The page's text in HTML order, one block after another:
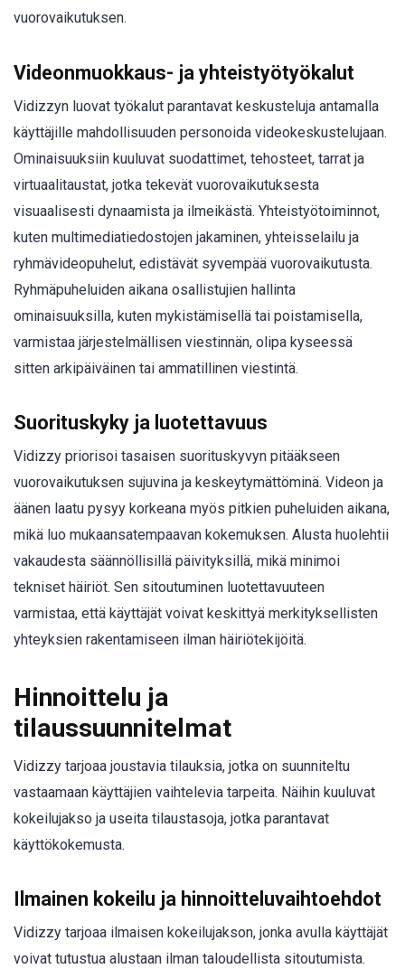
vuorovaikutuksen.
Videonmuokkaus- ja yhteistyötyökalut
Vidizzyn luovat työkalut parantavat keskusteluja antamalla
käyttäjille mahdollisuuden personoida videokeskustelujaan.
Ominaisuuksiin kuuluvat suodattimet, tehosteet, tarrat ja
virtuaalitaustat, jotka tekevät vuorovaikutuksesta
visuaalisesti dynaamista ja ilmeikästä. Yhteistyötoiminnot,
kuten multimediatiedostojen jakaminen, yhteisselailu ja
ryhmävideopuhelut, edistävät syvempää vuorovaikutusta.
Ryhmäpuheluiden aikana osallistujien hallinta
ominaisuuksilla, kuten mykistämisellä tai poistamisella,
varmistaa järjestelmällisen viestinnän, olipa kyseessä
sitten arkipäiväinen tai ammatillinen viestintä.
Suorituskyky ja luotettavuus
Vidizzy priorisoi tasaisen suorituskyvyn pitääkseen
vuorovaikutuksen sujuvina ja keskeytymättöminä. Videon ja
äänen laatu pysyy korkeana myös pitkien puheluiden aikana,
mikä luo mukaansatempaavan kokemuksen. Alusta huolehtii
vakaudesta säännöllisillä päivityksillä, mikä minimoi
tekniset häiriöt. Sen sitoutuminen luotettavuuteen
varmistaa, että käyttäjät voivat keskittyä merkityksellisten
yhteyksien rakentamiseen ilman häiriötekijöitä.
Hinnoittelu ja
tilaussuunnitelmat
Vidizzy tarjoaa joustavia tilauksia, jotka on suunniteltu
vastaamaan käyttäjien vaihtelevia tarpeita. Näihin kuuluvat
kokeilujakso ja useita tilaustasoja, jotka parantavat
käyttökokemusta.
Ilmainen kokeilu ja hinnoitteluvaihtoehdot
Vidizzy tarjoaa ilmaisen kokeilujakson, jonka avulla käyttäjät
voivat tutustua alustaan ilman taloudellista sitoutumista.